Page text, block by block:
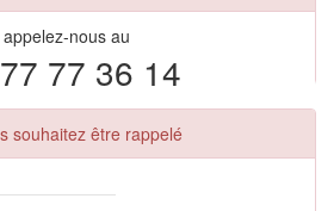
appelez-nous au
77 36 14
souhaitez être rappelé